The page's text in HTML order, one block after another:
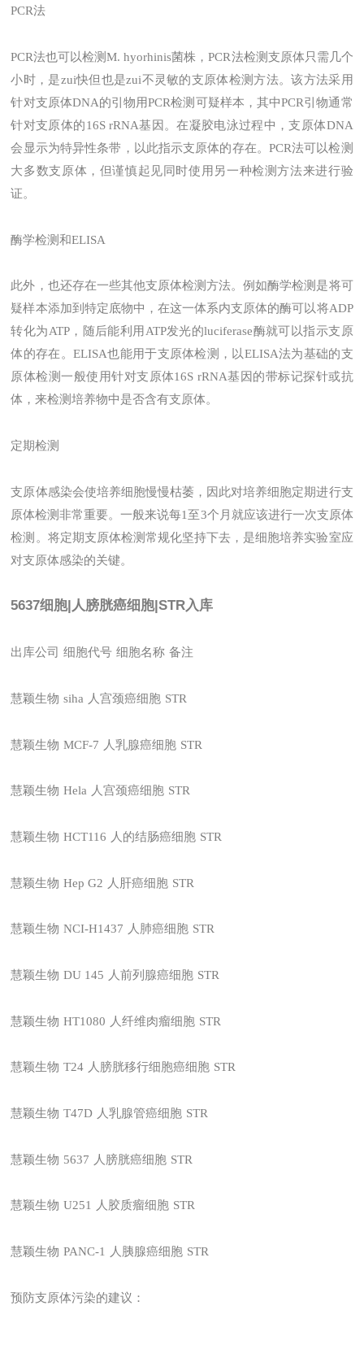
PCR法
PCR法也可以检测M. hyorhinis菌株，PCR法检测支原体只需几个
小时，是zui快但也是zui不灵敏的支原体检测方法。该方法采用
针对支原体DNA的引物用PCR检测可疑样本，其中PCR引物通常
针对支原体的16S rRNA基因。在凝胶电泳过程中，支原体DNA
会显示为特异性条带，以此指示支原体的存在。PCR法可以检测
大多数支原体，但谨慎起见同时使用另一种检测方法来进行验
证。
酶学检测和ELISA
此外，也还存在一些其他支原体检测方法。例如酶学检测是将可
疑样本添加到特定底物中，在这一体系内支原体的酶可以将ADP
转化为ATP，随后能利用ATP发光的luciferase酶就可以指示支原
体的存在。ELISA也能用于支原体检测，以ELISA法为基础的支
原体检测一般使用针对支原体16S rRNA基因的带标记探针或抗
体，来检测培养物中是否含有支原体。
定期检测
支原体感染会使培养细胞慢慢枯萎，因此对培养细胞定期进行支
原体检测非常重要。一般来说每1至3个月就应该进行一次支原体
检测。将定期支原体检测常规化坚持下去，是细胞培养实验室应
对支原体感染的关键。
5637细胞|人膀胱癌细胞|STR入库
出库公司 细胞代号 细胞名称 备注
慧颖生物 siha 人宫颈癌细胞 STR
慧颖生物 MCF-7 人乳腺癌细胞 STR
慧颖生物 Hela 人宫颈癌细胞 STR
慧颖生物 HCT116 人的结肠癌细胞 STR
慧颖生物 Hep G2 人肝癌细胞 STR
慧颖生物 NCI-H1437 人肺癌细胞 STR
慧颖生物 DU 145 人前列腺癌细胞 STR
慧颖生物 HT1080 人纤维肉瘤细胞 STR
慧颖生物 T24 人膀胱移行细胞癌细胞 STR
慧颖生物 T47D 人乳腺管癌细胞 STR
慧颖生物 5637 人膀胱癌细胞 STR
慧颖生物 U251 人胶质瘤细胞 STR
慧颖生物 PANC-1 人胰腺癌细胞 STR
预防支原体污染的建议：